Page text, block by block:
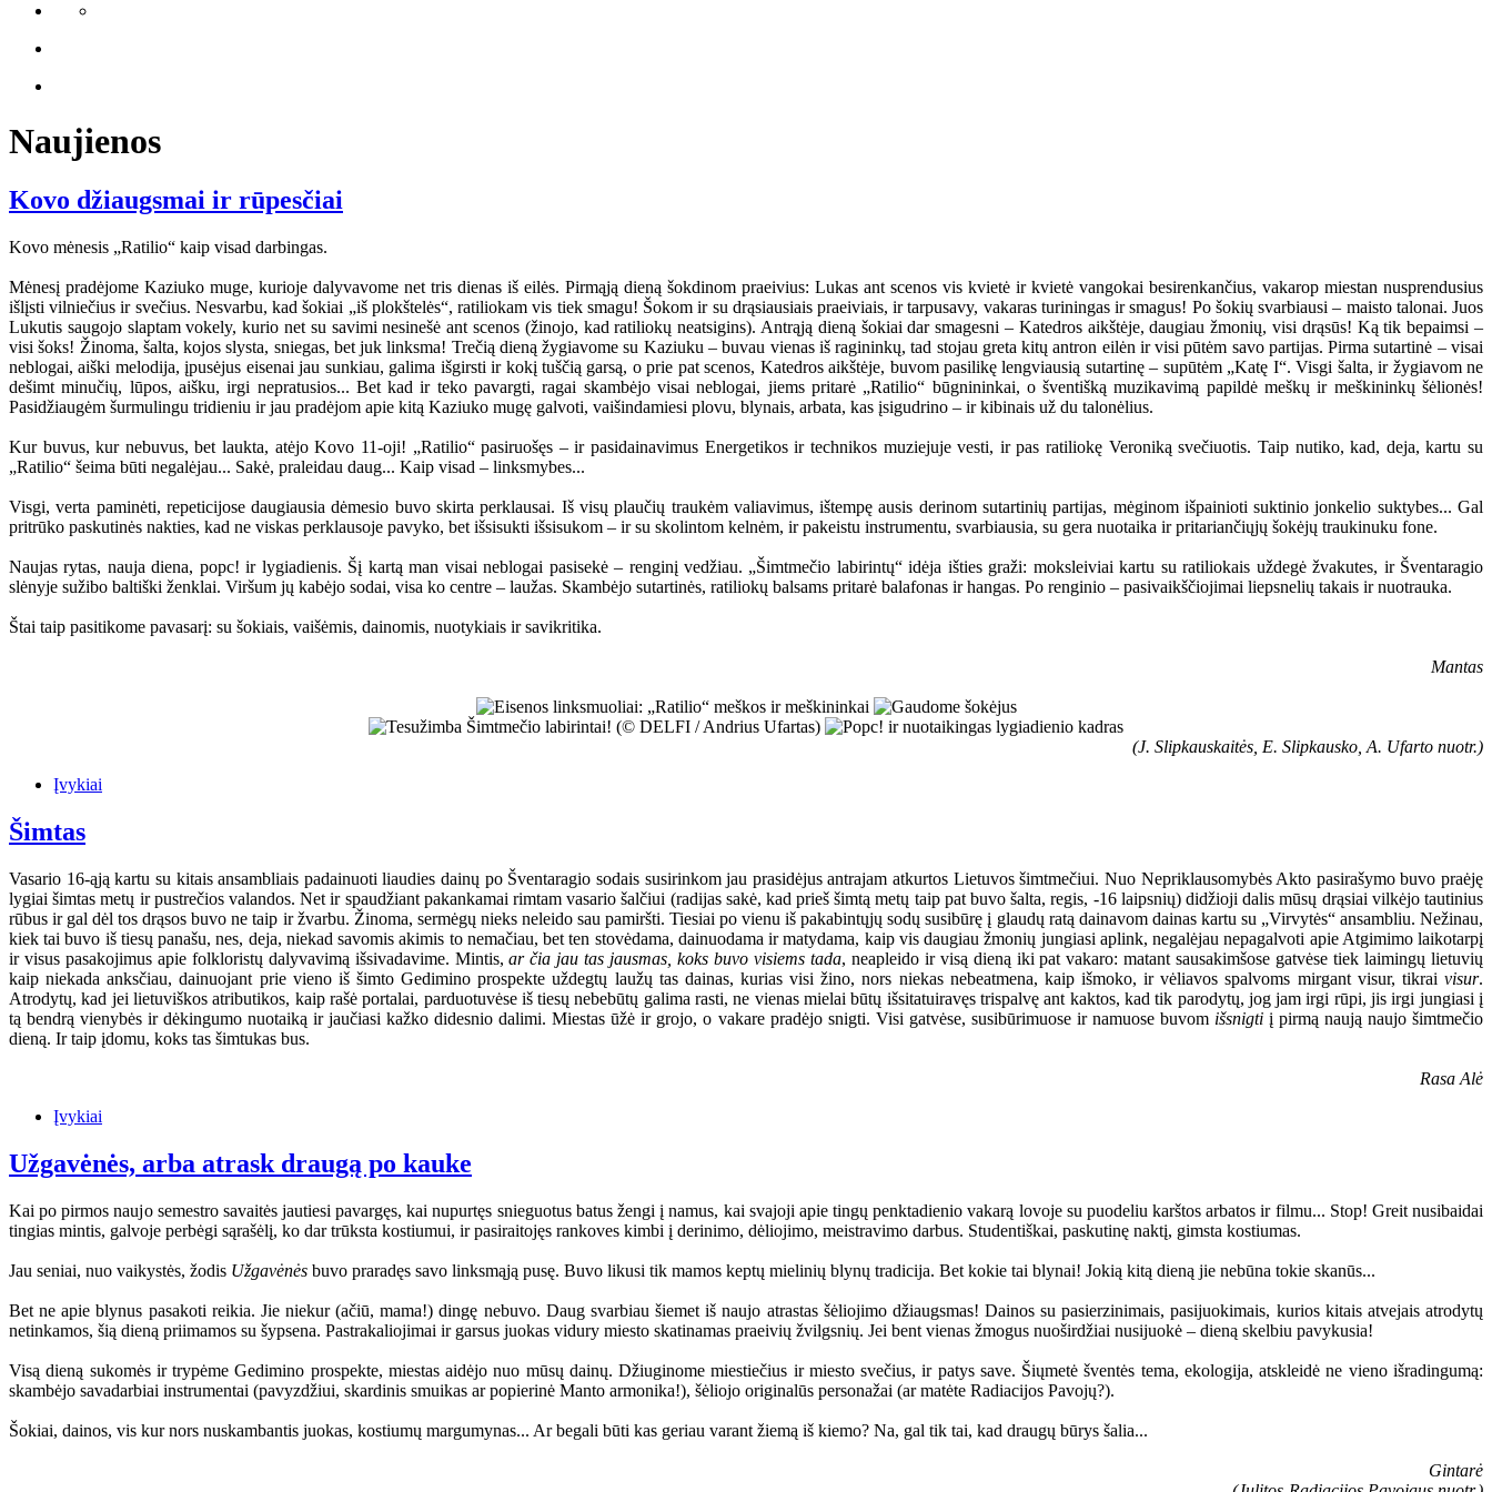
Naujienos
Kovo džiaugsmai ir rūpesčiai
Kovo mėnesis „Ratilio“ kaip visad darbingas.
Mėnesį pradėjome Kaziuko muge, kurioje dalyvavome net tris dienas iš eilės. Pirmąją dieną šokdinom praeivius: Lukas ant scenos vis kvietė ir kvietė vangokai besirenkančius, vakarop miestan nusprendusius
išlįsti vilniečius ir svečius. Nesvarbu, kad šokiai „iš plokštelės“, ratiliokam vis tiek smagu! Šokom ir su drąsiausiais praeiviais, ir tarpusavy, vakaras turiningas ir smagus! Po šokių svarbiausi – maisto talonai. Juos
Lukutis saugojo slaptam vokely, kurio net su savimi nesinešė ant scenos (žinojo, kad ratiliokų neatsigins). Antrąją dieną šokiai dar smagesni – Katedros aikštėje, daugiau žmonių, visi drąsūs! Ką tik bepaimsi –
visi šoks! Žinoma, šalta, kojos slysta, sniegas, bet juk linksma! Trečią dieną žygiavome su Kaziuku – buvau vienas iš ragininkų, tad stojau greta kitų antron eilėn ir visi pūtėm savo partijas. Pirma sutartinė – visai
neblogai, aiški melodija, įpusėjus eisenai jau sunkiau, galima išgirsti ir kokį tuščią garsą, o prie pat scenos, Katedros aikštėje, buvom pasilikę lengviausią sutartinę – supūtėm „Katę I“. Visgi šalta, ir žygiavom ne
dešimt minučių, lūpos, aišku, irgi nepratusios... Bet kad ir teko pavargti, ragai skambėjo visai neblogai, jiems pritarė „Ratilio“ būgnininkai, o šventišką muzikavimą papildė meškų ir meškininkų šėlionės!
Pasidžiaugėm šurmulingu tridieniu ir jau pradėjom apie kitą Kaziuko mugę galvoti, vaišindamiesi plovu, blynais, arbata, kas įsigudrino – ir kibinais už du talonėlius.
Kur buvus, kur nebuvus, bet laukta, atėjo Kovo 11-oji! „Ratilio“ pasiruošęs – ir pasidainavimus Energetikos ir technikos muziejuje vesti, ir pas ratiliokę Veroniką svečiuotis. Taip nutiko, kad, deja, kartu su
„Ratilio“ šeima būti negalėjau... Sakė, praleidau daug... Kaip visad – linksmybes...
Visgi, verta paminėti, repeticijose daugiausia dėmesio buvo skirta perklausai. Iš visų plaučių traukėm valiavimus, ištempę ausis derinom sutartinių partijas, mėginom išpainioti suktinio jonkelio suktybes... Gal
pritrūko paskutinės nakties, kad ne viskas perklausoje pavyko, bet išsisukti išsisukom – ir su skolintom kelnėm, ir pakeistu instrumentu, svarbiausia, su gera nuotaika ir pritariančiųjų šokėjų traukinuku fone.
Naujas rytas, nauja diena, popc! ir lygiadienis. Šį kartą man visai neblogai pasisekė – renginį vedžiau. „Šimtmečio labirintų“ idėja išties graži: moksleiviai kartu su ratiliokais uždegė žvakutes, ir Šventaragio
slėnyje sužibo baltiški ženklai. Viršum jų kabėjo sodai, visa ko centre – laužas. Skambėjo sutartinės, ratiliokų balsams pritarė balafonas ir hangas. Po renginio – pasivaikščiojimai liepsnelių takais ir nuotrauka.
Štai taip pasitikome pavasarį: su šokiais, vaišėmis, dainomis, nuotykiais ir savikritika.
Mantas
(J. Slipkauskaitės, E. Slipkausko, A. Ufarto nuotr.)
Įvykiai
Šimtas
Vasario 16-ąją kartu su kitais ansambliais padainuoti liaudies dainų po Šventaragio sodais susirinkom jau prasidėjus antrajam atkurtos Lietuvos šimtmečiui. Nuo Nepriklausomybės Akto pasirašymo buvo praėję
lygiai šimtas metų ir pustrečios valandos. Net ir spaudžiant pakankamai rimtam vasario šalčiui (radijas sakė, kad prieš šimtą metų taip pat buvo šalta, regis, -16 laipsnių) didžioji dalis mūsų drąsiai vilkėjo tautinius
rūbus ir gal dėl tos drąsos buvo ne taip ir žvarbu. Žinoma, sermėgų nieks neleido sau pamiršti. Tiesiai po vienu iš pakabintųjų sodų susibūrę į glaudų ratą dainavom dainas kartu su „Virvytės“ ansambliu. Nežinau,
kiek tai buvo iš tiesų panašu, nes, deja, niekad savomis akimis to nemačiau, bet ten stovėdama, dainuodama ir matydama, kaip vis daugiau žmonių jungiasi aplink, negalėjau nepagalvoti apie Atgimimo laikotarpį
ir visus pasakojimus apie folkloristų dalyvavimą išsivadavime. Mintis,ar čia jau tas jausmas, koks buvo visiems tada, neapleido ir visą dieną iki pat vakaro: matant sausakimšose gatvėse tiek laimingų lietuvių
kaip niekada anksčiau, dainuojant prie vieno iš šimto Gedimino prospekte uždegtų laužų tas dainas, kurias visi žino, nors niekas nebeatmena, kaip išmoko, ir vėliavos spalvoms mirgant visur, tikrai visur.
Atrodytų, kad jei lietuviškos atributikos, kaip rašė portalai, parduotuvėse iš tiesų nebebūtų galima rasti, ne vienas mielai būtų išsitatuiravęs trispalvę ant kaktos, kad tik parodytų, jog jam irgi rūpi, jis irgi jungiasi į
tą bendrą vienybės ir dėkingumo nuotaiką ir jaučiasi kažko didesnio dalimi. Miestas ūžė ir grojo, o vakare pradėjo snigti. Visi gatvėse, susibūrimuose ir namuose buvom išsnigti į pirmą naują naujo šimtmečio
dieną. Ir taip įdomu, koks tas šimtukas bus.
Rasa Alė
Įvykiai
Užgavėnės, arba atrask draugą po kauke
Kai po pirmos naujo semestro savaitės jautiesi pavargęs, kai nupurtęs snieguotus batus žengi į namus, kai svajoji apie tingų penktadienio vakarą lovoje su puodeliu karštos arbatos ir filmu... Stop! Greit nusibaidai
tingias mintis, galvoje perbėgi sąrašėlį, ko dar trūksta kostiumui, ir pasiraitojęs rankoves kimbi į derinimo, dėliojimo, meistravimo darbus. Studentiškai, paskutinę naktį, gimsta kostiumas.
Jau seniai, nuo vaikystės, žodis Užgavėnės buvo praradęs savo linksmąją pusę. Buvo likusi tik mamos keptų mielinių blynų tradicija. Bet kokie tai blynai! Jokią kitą dieną jie nebūna tokie skanūs...
Bet ne apie blynus pasakoti reikia. Jie niekur (ačiū, mama!) dingę nebuvo. Daug svarbiau šiemet iš naujo atrastas šėliojimo džiaugsmas! Dainos su pasierzinimais, pasijuokimais, kurios kitais atvejais atrodytų
netinkamos, šią dieną priimamos su šypsena. Pastrakaliojimai ir garsus juokas vidury miesto skatinamas praeivių žvilgsnių. Jei bent vienas žmogus nuoširdžiai nusijuokė – dieną skelbiu pavykusia!
Visą dieną sukomės ir trypėme Gedimino prospekte, miestas aidėjo nuo mūsų dainų. Džiuginome miestiečius ir miesto svečius, ir patys save. Šiųmetė šventės tema, ekologija, atskleidė ne vieno išradingumą:
skambėjo savadarbiai instrumentai (pavyzdžiui, skardinis smuikas ar popierinė Manto armonika!), šėliojo originalūs personažai (ar matėte Radiacijos Pavojų?).
Šokiai, dainos, vis kur nors nuskambantis juokas, kostiumų margumynas... Ar begali būti kas geriau varant žiemą iš kiemo? Na, gal tik tai, kad draugų būrys šalia...
Gintarė